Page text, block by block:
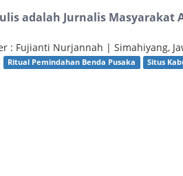
adalah Jurnalis Masyarakat
: Fujianti Nurjannah | Simahiyang,
Ritual Pemindahan Benda Pusaka Situs